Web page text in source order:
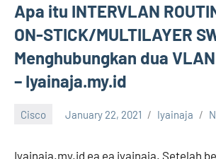
Apa itu INTERVLAN
ON-STICK/MULTILAYER
Menghubungkan dua
– Iyainaja.my.id
Cisco January 22, 2021 Iyainaja
Iyainaja.my.id ea ea iyainaja. Setelah